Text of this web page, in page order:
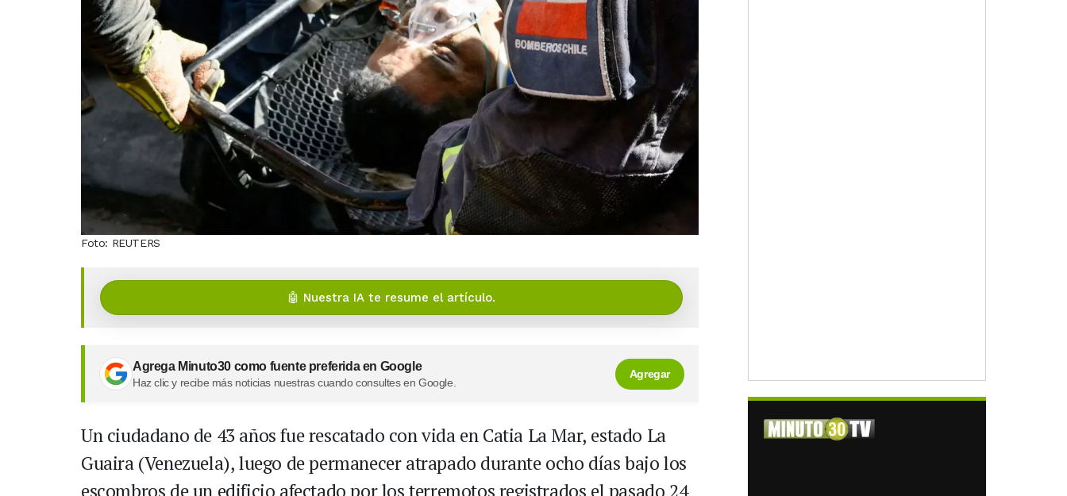
Foto: REUTERS
🤖 Nuestra IA te resume el artículo.
Agrega Minuto30 como fuente preferida en Google
Haz clic y recibe más noticias nuestras cuando consultes en Google.
Agregar
Un ciudadano de 43 años fue rescatado con vida en Catia La Mar, estado La
Guaira (Venezuela), luego de permanecer atrapado durante ocho días bajo los